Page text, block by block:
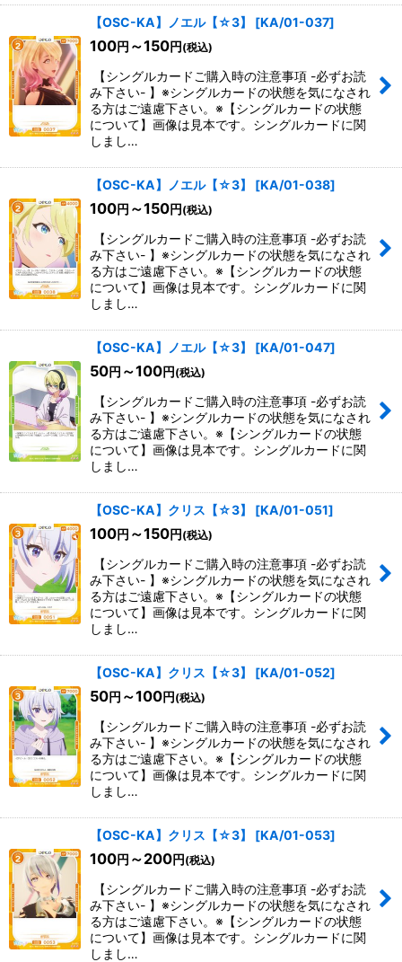
【OSC-KA】ノエル【☆3】 [KA/01-037]
100円 ～150円 (税込)
【シングルカードご購入時の注意事項 -必ずお読
み下さい- 】※シングルカードの状態を気になされ
る方はご遠慮下さい。※【シングルカードの状態
について】画像は見本です。シングルカードに関
しまし…
【OSC-KA】ノエル【☆3】 [KA/01-038]
100円 ～150円 (税込)
【シングルカードご購入時の注意事項 -必ずお読
み下さい- 】※シングルカードの状態を気になされ
る方はご遠慮下さい。※【シングルカードの状態
について】画像は見本です。シングルカードに関
しまし…
【OSC-KA】ノエル【☆3】 [KA/01-047]
50円 ～100円 (税込)
【シングルカードご購入時の注意事項 -必ずお読
み下さい- 】※シングルカードの状態を気になされ
る方はご遠慮下さい。※【シングルカードの状態
について】画像は見本です。シングルカードに関
しまし…
【OSC-KA】クリス【☆3】 [KA/01-051]
100円 ～150円 (税込)
【シングルカードご購入時の注意事項 -必ずお読
み下さい- 】※シングルカードの状態を気になされ
る方はご遠慮下さい。※【シングルカードの状態
について】画像は見本です。シングルカードに関
しまし…
【OSC-KA】クリス【☆3】 [KA/01-052]
50円 ～100円 (税込)
【シングルカードご購入時の注意事項 -必ずお読
み下さい- 】※シングルカードの状態を気になされ
る方はご遠慮下さい。※【シングルカードの状態
について】画像は見本です。シングルカードに関
しまし…
【OSC-KA】クリス【☆3】 [KA/01-053]
100円 ～200円 (税込)
【シングルカードご購入時の注意事項 -必ずお読
み下さい- 】※シングルカードの状態を気になされ
る方はご遠慮下さい。※【シングルカードの状態
について】画像は見本です。シングルカードに関
しまし…